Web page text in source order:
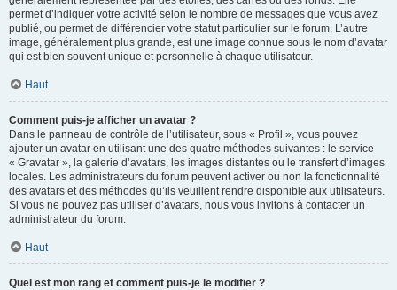
permet d’indiquer votre activité selon le nombre de messages que vous avez
publié, ou permet de différencier votre statut particulier sur le forum. L’autre
image, généralement plus grande, est une image connue sous le nom d’avatar
qui est bien souvent unique et personnelle à chaque utilisateur.
Haut
Comment puis-je afficher un avatar ?
Dans le panneau de contrôle de l’utilisateur, sous « Profil », vous pouvez
ajouter un avatar en utilisant une des quatre méthodes suivantes : le service
« Gravatar », la galerie d’avatars, les images distantes ou le transfert d’images
locales. Les administrateurs du forum peuvent activer ou non la fonctionnalité
des avatars et des méthodes qu’ils veuillent rendre disponible aux utilisateurs.
Si vous ne pouvez pas utiliser d’avatars, nous vous invitons à contacter un
administrateur du forum.
Haut
Quel est mon rang et comment puis-je le modifier ?